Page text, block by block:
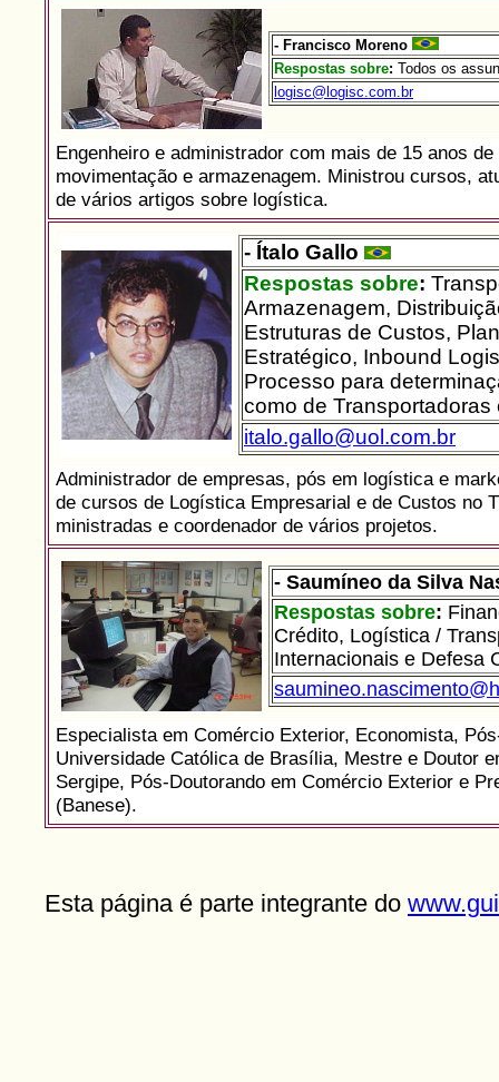
- Francisco Moreno
Respostas sobre: Todos os
logisc@logisc.com.br
Engenheiro e administrador com mais de 15 anos
movimentação e armazenagem. Ministrou cursos,
de vários artigos sobre logística.
- Ítalo Gallo
Respostas sobre:
Armazenagem,
Estruturas de Custos,
Estratégico, Inbound
Processo para
como de
italo.gallo@uol.com.br
Administrador de empresas, pós em logística e
de cursos de Logística Empresarial e de Custos no
ministradas e coordenador de vários projetos.
- Saumíneo da Silva
Respostas sobre:
Crédito, Logística /
Internacionais e Defesa
Especialista em Comércio Exterior, Economista,
Universidade Católica de Brasília, Mestre e Doutor
Sergipe, Pós-Doutorando em Comércio Exterior e
(Banese).
Esta página é parte integrante do